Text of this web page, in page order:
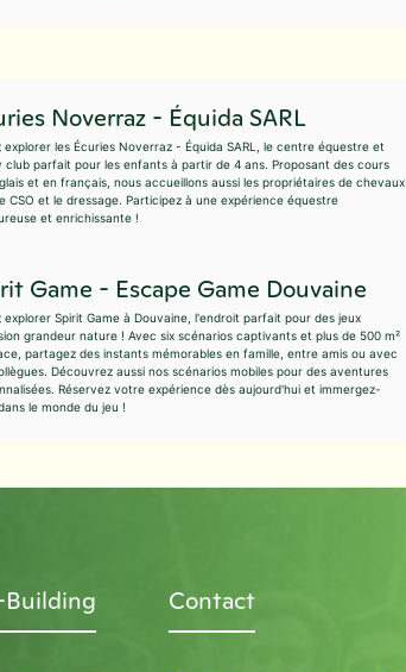
Noverraz - Équida SARL
explorer les Écuries Noverraz - Équida SARL, le centre équestre et
club parfait pour les enfants à partir de 4 ans. Proposant des cours
et en français, nous accueillons aussi les propriétaires de chevaux
CSO et le dressage. Participez à une expérience équestre
et enrichissante !
Game - Escape Game Douvaine
explorer Spirit Game à Douvaine, l'endroit parfait pour des jeux
grandeur nature ! Avec six scénarios captivants et plus de 500 m²
partagez des instants mémorables en famille, entre amis ou avec
Découvrez aussi nos scénarios mobiles pour des aventures
Réservez votre expérience dès aujourd'hui et immergez-
le monde du jeu !
Building Contact